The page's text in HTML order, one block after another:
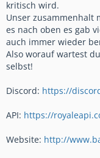
kritisch wird.
Unser zusammenhalt
es nach oben es gab
auch immer wieder
Also worauf wartest
selbst!
Discord: https://
API: https://
Website: http://